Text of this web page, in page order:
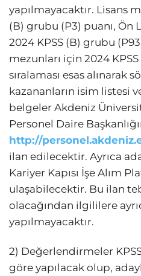
yapılmayacaktır. Lisans
(B) grubu (P3) puanı, Ön
2024 KPSS (B) grubu
mezunları için 2024
sıralaması esas alınarak
kazananların isim listesi
belgeler Akdeniz
Personel Daire
http://
ilan edilecektir. Ayrıca
Kariyer Kapısı İşe Alım
ulaşabilecektir. Bu ilan
olacağından ilgililere
yapılmayacaktır.
2) Değerlendirmeler
göre yapılacak olup,